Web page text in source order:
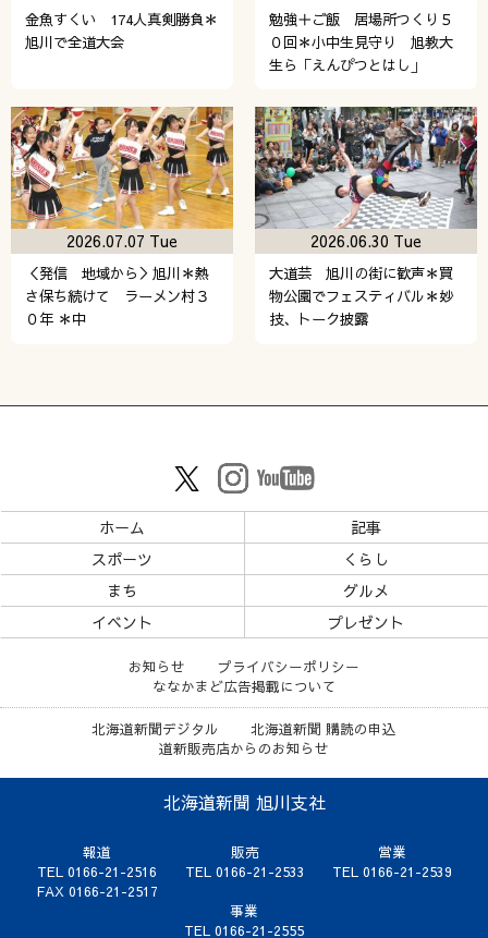
金魚すくい 174人真剣勝負＊
旭川で全道大会
勉強＋ご飯 居場所つくり５
０回＊小中生見守り 旭教大
生ら「えんぴつとはし」
＜発信 地域から＞旭川＊熱
さ保ち続けて ラーメン村３
０年 ＊中
2026.07.07 Tue
大道芸 旭川の街に歓声＊買
物公園でフェスティバル＊妙
技、トーク披露
2026.06.30 Tue
ホーム
記事
スポーツ
くらし
まち
グルメ
イベント
プレゼント
お知らせ
プライバシーポリシー
ななかまど広告掲載について
北海道新聞デジタル
北海道新聞 購読の申込
道新販売店からのお知らせ
北海道新聞 旭川支社
報道
TEL 0166-21-2516
FAX 0166-21-2517
販売
TEL 0166-21-2533
営業
TEL 0166-21-2539
事業
TEL 0166-21-2555